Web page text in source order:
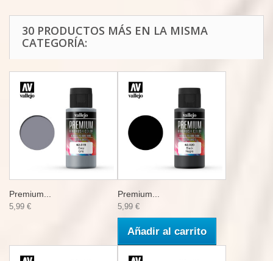
30 PRODUCTOS MÁS EN LA MISMA
CATEGORÍA:
Premium...
5,99 €
Premium...
5,99 €
Añadir al carrito